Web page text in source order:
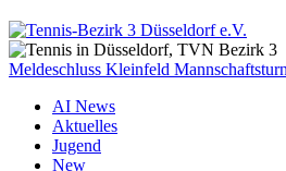
Meldeschluss Kleinfeld
AI News
Aktuelles
Jugend
New